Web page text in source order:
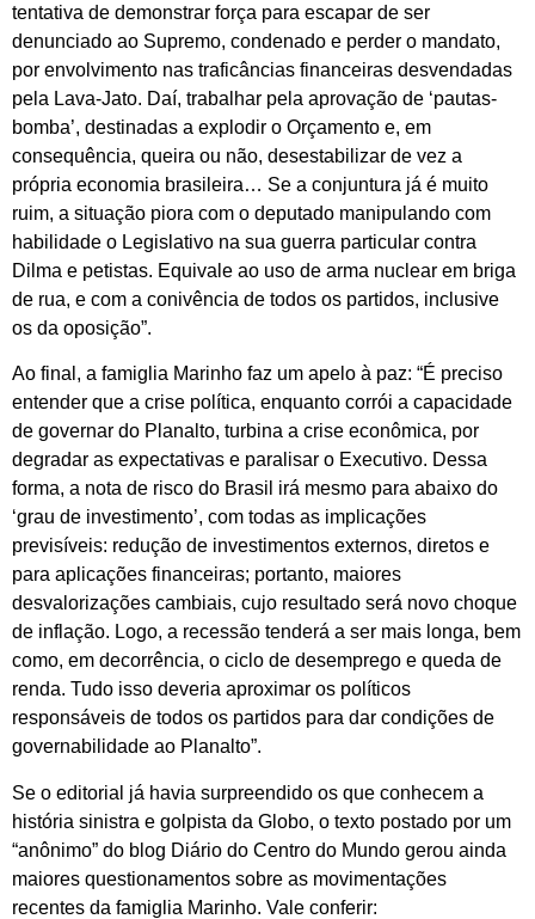
tentativa de demonstrar força para escapar de ser
denunciado ao Supremo, condenado e perder o mandato,
por envolvimento nas traficâncias financeiras desvendadas
pela Lava-Jato. Daí, trabalhar pela aprovação de ‘pautas-
bomba’, destinadas a explodir o Orçamento e, em
consequência, queira ou não, desestabilizar de vez a
própria economia brasileira… Se a conjuntura já é muito
ruim, a situação piora com o deputado manipulando com
habilidade o Legislativo na sua guerra particular contra
Dilma e petistas. Equivale ao uso de arma nuclear em briga
de rua, e com a conivência de todos os partidos, inclusive
os da oposição”.
Ao final, a famiglia Marinho faz um apelo à paz: “É preciso
entender que a crise política, enquanto corrói a capacidade
de governar do Planalto, turbina a crise econômica, por
degradar as expectativas e paralisar o Executivo. Dessa
forma, a nota de risco do Brasil irá mesmo para abaixo do
‘grau de investimento’, com todas as implicações
previsíveis: redução de investimentos externos, diretos e
para aplicações financeiras; portanto, maiores
desvalorizações cambiais, cujo resultado será novo choque
de inflação. Logo, a recessão tenderá a ser mais longa, bem
como, em decorrência, o ciclo de desemprego e queda de
renda. Tudo isso deveria aproximar os políticos
responsáveis de todos os partidos para dar condições de
governabilidade ao Planalto”.
Se o editorial já havia surpreendido os que conhecem a
história sinistra e golpista da Globo, o texto postado por um
“anônimo” do blog Diário do Centro do Mundo gerou ainda
maiores questionamentos sobre as movimentações
recentes da famiglia Marinho. Vale conferir: